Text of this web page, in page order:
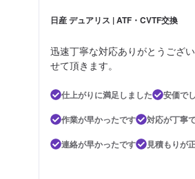
日産 デュアリス | ATF・CVTF交換
迅速丁寧な対応ありがとうござ
せて頂きます。
仕上がりに満足しました
安価で
作業が早かったです
対応が丁寧
連絡が早かったです
見積もりが